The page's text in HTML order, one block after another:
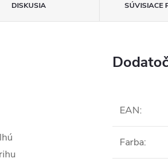
DISKUSIA SÚVISIACE
EAN:
Farba: